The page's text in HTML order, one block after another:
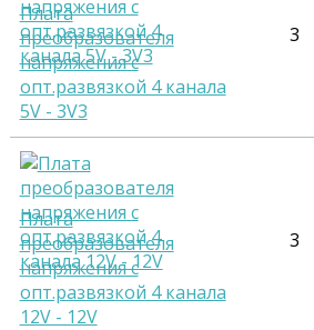
Плата
преобразователя
напряжения с
опт.развязкой 4 канала
5V - 3V3
3
Плата
преобразователя
напряжения с
опт.развязкой 4 канала
12V - 12V
3